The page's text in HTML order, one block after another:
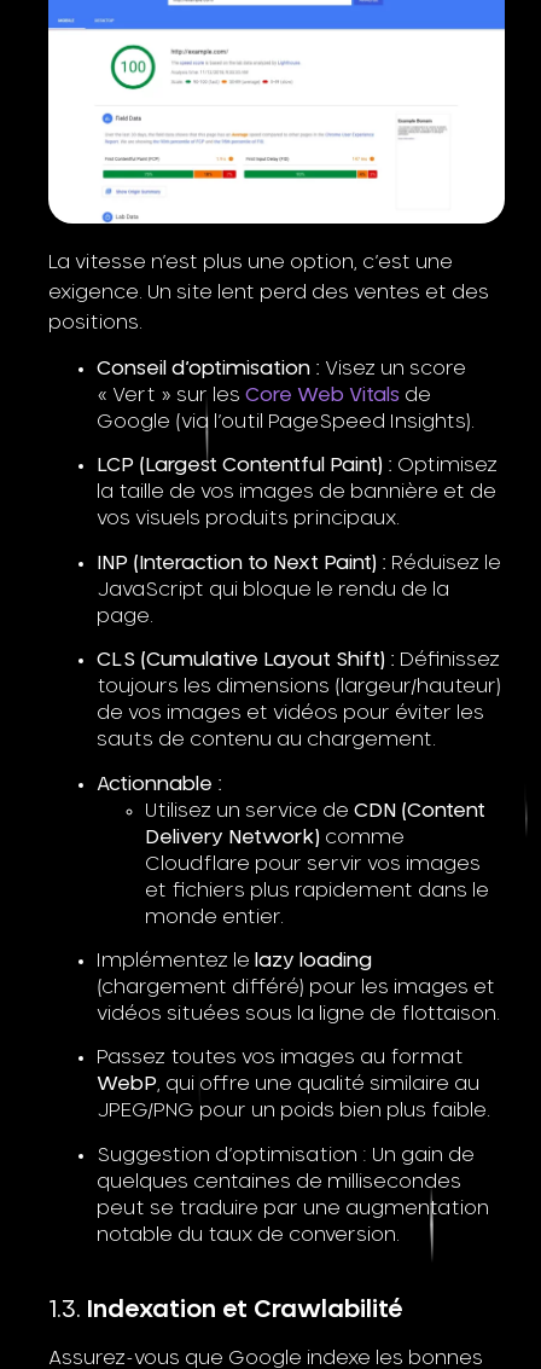
La vitesse n’est plus une option, c’est une
exigence. Un site lent perd des ventes et des
positions.
Conseil d’optimisation : Visez un score
« Vert » sur les Core Web Vitals de
Google (via l’outil PageSpeed Insights).
LCP (Largest Contentful Paint) : Optimisez
la taille de vos images de bannière et de
vos visuels produits principaux.
INP (Interaction to Next Paint) : Réduisez le
JavaScript qui bloque le rendu de la
page.
CLS (Cumulative Layout Shift) : Définissez
toujours les dimensions (largeur/hauteur)
de vos images et vidéos pour éviter les
sauts de contenu au chargement.
Actionnable :
Utilisez un service de CDN (Content
Delivery Network) comme
Cloudflare pour servir vos images
et fichiers plus rapidement dans le
monde entier.
Implémentez le lazy loading
(chargement différé) pour les images et
vidéos situées sous la ligne de flottaison.
Passez toutes vos images au format
WebP, qui offre une qualité similaire au
JPEG/PNG pour un poids bien plus faible.
Suggestion d’optimisation : Un gain de
quelques centaines de millisecondes
peut se traduire par une augmentation
notable du taux de conversion.
Indexation et Crawlabilité
Assurez-vous que Google indexe les bonnes